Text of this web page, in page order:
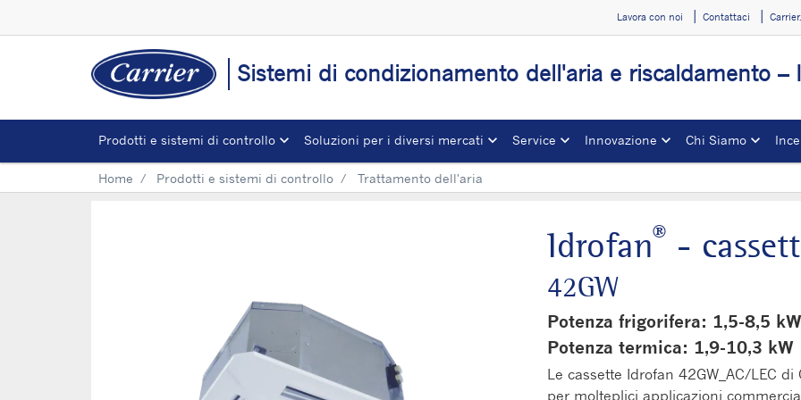
Lavora con noi Contattaci
Sistemi di condizionamento dell'aria e riscaldamento –
Prodotti e sistemi di controllo Soluzioni per i diversi mercati Service Innovazione Chi Siamo
Home Prodotti e sistemi di controllo Trattamento dell'aria
Idrofan® -
42GW
Potenza frigorifera: 1,5-8,5 kW
Potenza termica: 1,9-10,3 kW
Le cassette Idrofan 42GW_AC/LEC
per molteplici applicazioni